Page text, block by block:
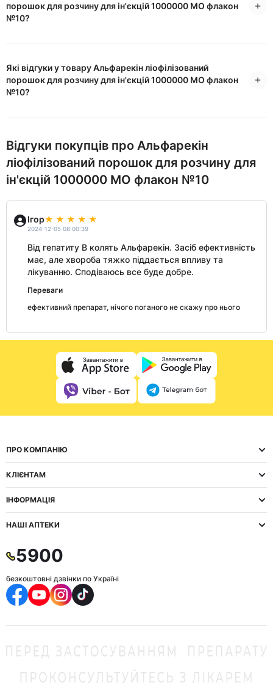
порошок для розчину для ін'єкцій 1000000 МО флакон
№10?
Які відгуки у товару Альфарекін ліофілізований
порошок для розчину для ін'єкцій 1000000 МО флакон
№10?
Відгуки покупців про Альфарекін
ліофілізований порошок для розчину для
ін'єкцій 1000000 МО флакон №10
Ігор
2024-12-05 08:00:39
Від гепатиту В колять Альфарекін. Засіб ефективність
має, але хвороба тяжко піддається впливу та
лікуванню. Сподіваюсь все буде добре.
Переваги
ефективний препарат, нічого поганого не скажу про нього
ПРО КОМПАНІЮ
КЛІЄНТАМ
ІНФОРМАЦІЯ
НАШІ АПТЕКИ
5900
безкоштовні дзвінки по Україні